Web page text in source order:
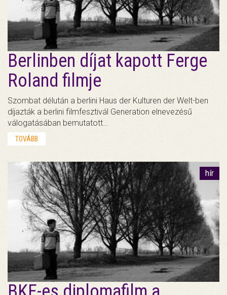
Berlinben díjat kapott Ferge
Roland filmje
Szombat délután a berlini Haus der Kulturen der Welt-ben
díjazták a berlini filmfesztivál Generation elnevezésű
válogatásában bemutatott…
TOVÁBB
hír